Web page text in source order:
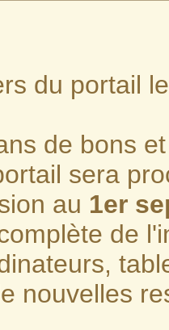
du portail
de bons
sera
au 1er
de
nouvelles